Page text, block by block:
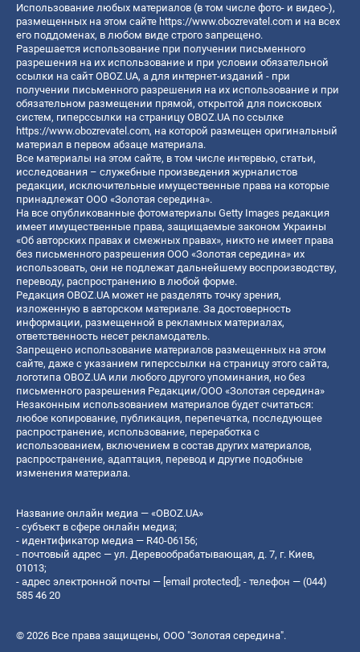
Использование любых материалов (в том числе фото- и видео-),
размещенных на этом сайте https://www.obozrevatel.com и на всех
его поддоменах, в любом виде строго запрещено.
Разрешается использование при получении письменного
разрешения на их использование и при условии обязательной
ссылки на сайт OBOZ.UA, а для интернет-изданий - при
получении письменного разрешения на их использование и при
обязательном размещении прямой, открытой для поисковых
систем, гиперссылки на страницу OBOZ.UA по ссылке
https://www.obozrevatel.com, на которой размещен оригинальный
материал в первом абзаце материала.
Все материалы на этом сайте, в том числе интервью, статьи,
исследования – служебные произведения журналистов
редакции, исключительные имущественные права на которые
принадлежат ООО «Золотая середина».
На все опубликованные фотоматериалы Getty Images редакция
имеет имущественные права, защищаемые законом Украины
«Об авторских правах и смежных правах», никто не имеет права
без письменного разрешения ООО «Золотая середина» их
использовать, они не подлежат дальнейшему воспроизводству,
переводу, распространению в любой форме.
Редакция OBOZ.UA может не разделять точку зрения,
изложенную в авторском материале. За достоверность
информации, размещенной в рекламных материалах,
ответственность несет рекламодатель.
Запрещено использование материалов размещенных на этом
сайте, даже с указанием гиперссылки на страницу этого сайта,
логотипа OBOZ.UA или любого другого упоминания, но без
письменного разрешения Редакции/ООО «Золотая середина»
Незаконным использованием материалов будет считаться:
любое копирование, публикация, перепечатка, последующее
распространение, использование, переработка с
использованием, включением в состав других материалов,
распространение, адаптация, перевод и другие подобные
изменения материала.
Название онлайн медиа — «OBOZ.UA»
- субъект в сфере онлайн медиа;
- идентификатор медиа — R40-06156;
- почтовый адрес — ул. Деревообрабатывающая, д. 7, г. Киев,
01013;
- адрес электронной почты — [email protected]; - телефон — (044)
585 46 20
© 2026 Все права защищены, ООО "Золотая середина".